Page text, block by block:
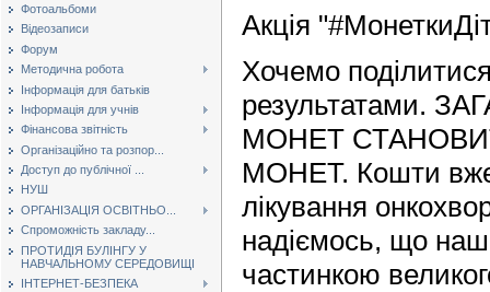
Фотоальбоми
Відеозаписи
Форум
Методична робота
Інформація для батьків
Інформація для учнів
Фінансова звітність
Організаційно та розпор...
Доступ до публічної ...
НУШ
ОРГАНІЗАЦІЯ ОСВІТНЬО...
Спроможність закладу...
ПРОТИДІЯ БУЛІНГУ У
НАВЧАЛЬНОМУ СЕРЕДОВИЩІ
ІНТЕРНЕТ-БЕЗПЕКА
Акція
Хочемо
результатами.
МОНЕТ
МОНЕТ. Кошти
лікування
надіємось, що
частинкою